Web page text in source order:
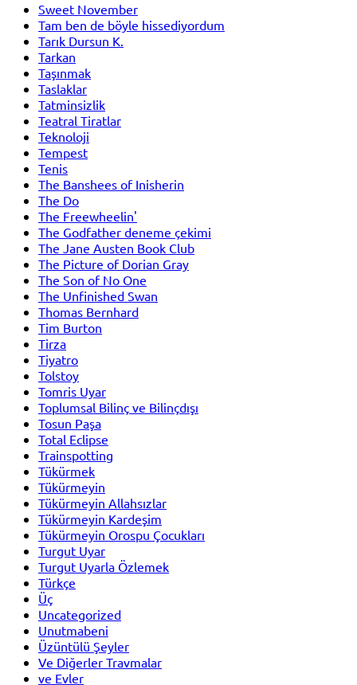
Sweet November
Tam ben de böyle hissediyordum
Tarık Dursun K.
Tarkan
Taşınmak
Taslaklar
Tatminsizlik
Teatral Tiratlar
Teknoloji
Tempest
Tenis
The Banshees of Inisherin
The Do
The Freewheelin'
The Godfather deneme çekimi
The Jane Austen Book Club
The Picture of Dorian Gray
The Son of No One
The Unfinished Swan
Thomas Bernhard
Tim Burton
Tirza
Tiyatro
Tolstoy
Tomris Uyar
Toplumsal Bilinç ve Bilinçdışı
Tosun Paşa
Total Eclipse
Trainspotting
Tükürmek
Tükürmeyin
Tükürmeyin Allahsızlar
Tükürmeyin Kardeşim
Tükürmeyin Orospu Çocukları
Turgut Uyar
Turgut Uyarla Özlemek
Türkçe
Üç
Uncategorized
Unutmabeni
Üzüntülü Şeyler
Ve Diğerler Travmalar
ve Evler